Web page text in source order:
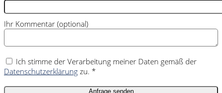
Ihr Kommentar (optional)
Ich stimme der Verarbeitung meiner Daten gemäß der
Datenschutzerklärung zu. *